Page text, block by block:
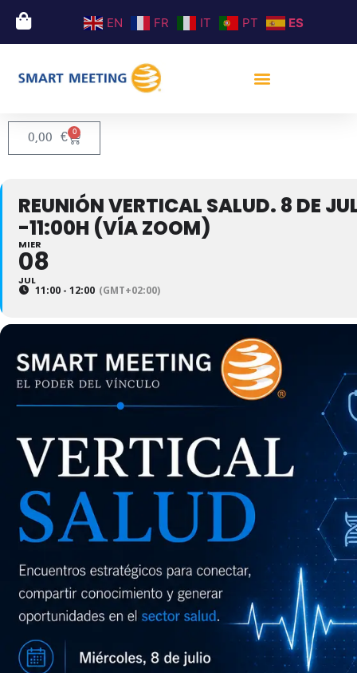
EN FR IT PT ES
0,00 € 0
REUNIÓN VERTICAL SALUD. 8 DE
-11:00H (VÍA ZOOM)
MIER
08
JUL
11:00 - 12:00 (GMT+02:00)